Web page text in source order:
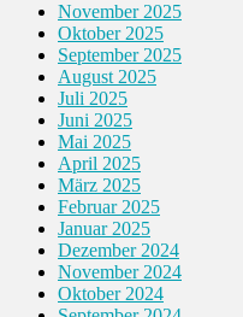
November 2025
Oktober 2025
September 2025
August 2025
Juli 2025
Juni 2025
Mai 2025
April 2025
März 2025
Februar 2025
Januar 2025
Dezember 2024
November 2024
Oktober 2024